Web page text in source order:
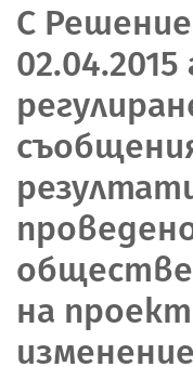
С
на